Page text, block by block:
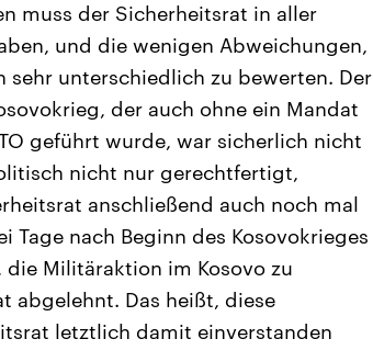
muss der Sicherheitsrat in aller
und die wenigen Abweichungen,
unterschiedlich zu bewerten. Der
der auch ohne ein Mandat
geführt wurde, war sicherlich nicht
nicht nur gerechtfertigt,
anschließend auch noch mal
nach Beginn des Kosovokrieges
Militäraktion im Kosovo zu
abgelehnt. Das heißt, diese
letztlich damit einverstanden